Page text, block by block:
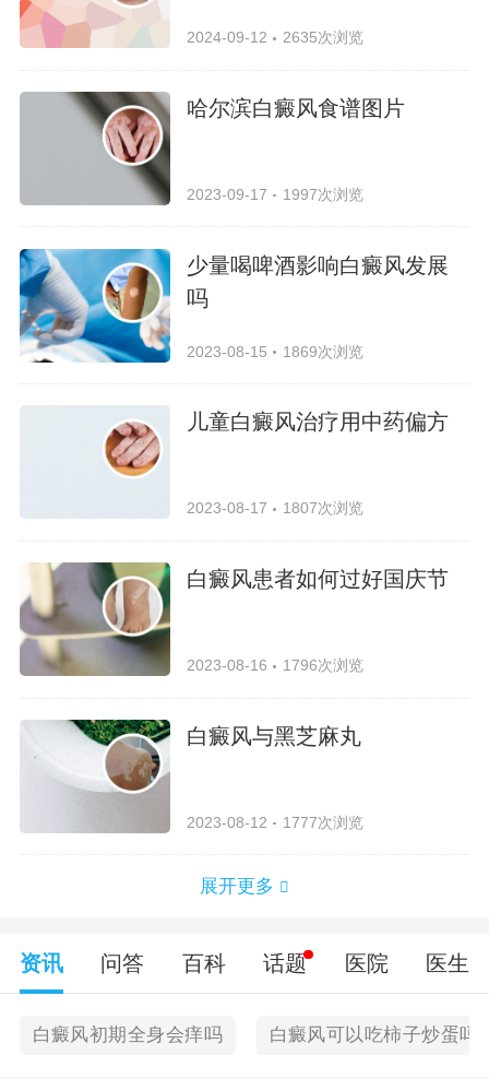
2024-09-12 2635次浏览
哈尔滨白癜风食谱图片
2023-09-17 1997次浏览
少量喝啤酒影响白癜风发展
吗
2023-08-15 1869次浏览
儿童白癜风治疗用中药偏方
2023-08-17 1807次浏览
白癜风患者如何过好国庆节
2023-08-16 1796次浏览
白癜风与黑芝麻丸
2023-08-12 1777次浏览
展开更多
资讯 问答 百科 话题 医院 医生
白癜风初期全身会痒吗 白癜风可以吃柿子炒蛋吗